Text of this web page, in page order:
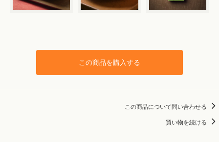
この商品を購入する
この商品について問い合わせる
買い物を続ける